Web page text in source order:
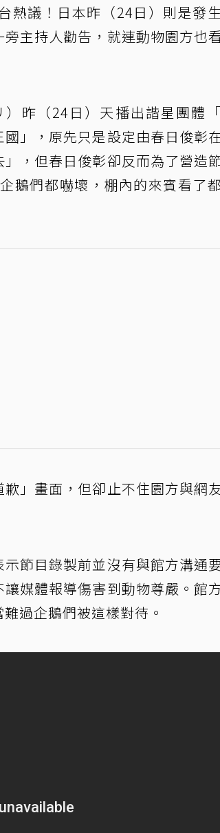
熱議！日本昨（24日）則是發
主持人勸告，就連動物園方也
昨（24日）天播出諧星團體
」，原先只是設定由春日俊彰
，但春日俊彰卻反而為了營造
鵝們都嚇壞，棚內的來賓看了
」畫面，但卻止不住園方與網
節目錄製前並沒有與館方溝通
媒體報導傷害到動物尊嚴。館
過企鵝們被這樣對待。